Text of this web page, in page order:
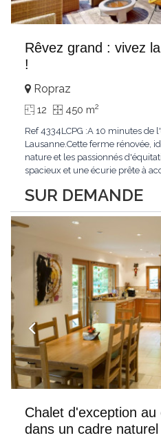
Rêvez grand : vivez
!
SUR DEMANDE
Ropraz
12 450 m2
Ref 4334LCPG :A 10 minutes de
Lausanne.Cette ferme rénovée,
nature et les passionnés
spacieux et une écurie prête à
authentique et confort moderne.
duplex 2,5 pièces, duplex 4,5
Chalet d'exception
dans un cadre